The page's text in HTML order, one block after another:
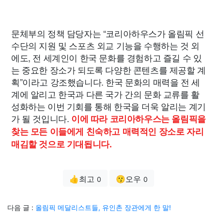
문체부의 정책 담당자는 “코리아하우스가 올림픽 선
수단의 지원 및 스포츠 외교 기능을 수행하는 것 외
에도, 전 세계인이 한국 문화를 경험하고 즐길 수 있
는 중요한 장소가 되도록 다양한 콘텐츠를 제공할 계
획”이라고 강조했습니다. 한국 문화의 매력을 전 세
계에 알리고 한국과 다른 국가 간의 문화 교류를 활
성화하는 이번 기회를 통해 한국을 더욱 알리는 계기
가 될 것입니다. 이에 따라 코리아하우스는 올림픽을
찾는 모든 이들에게 친숙하고 매력적인 장소로 자리
매김할 것으로 기대됩니다.
👍최고 0 😗오우 0
다음 글 : 올림픽 메달리스트들, 유인촌 장관에게 한 말!